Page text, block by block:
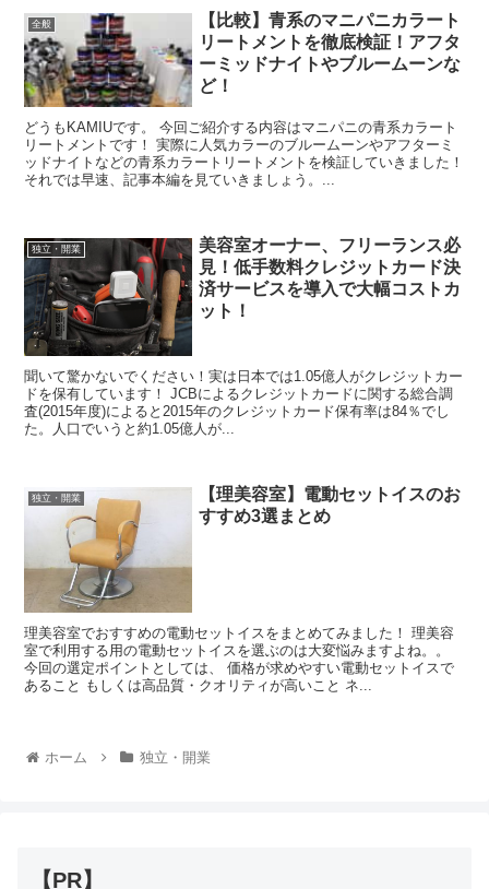
全般
【比較】青系のマニパニカラート
リートメントを徹底検証！アフタ
ーミッドナイトやブルームーンな
ど！
どうもKAMIUです。 今回ご紹介する内容はマニパニの青系カラート
リートメントです！ 実際に人気カラーのブルームーンやアフターミ
ッドナイトなどの青系カラートリートメントを検証していきました！
それでは早速、記事本編を見ていきましょう。...
独立・開業
美容室オーナー、フリーランス必
見！低手数料クレジットカード決
済サービスを導入で大幅コストカ
ット！
聞いて驚かないでください！実は日本では1.05億人がクレジットカー
ドを保有しています！ JCBによるクレジットカードに関する総合調
査(2015年度)によると2015年のクレジットカード保有率は84％でし
た。人口でいうと約1.05億人が...
独立・開業
【理美容室】電動セットイスのお
すすめ3選まとめ
理美容室でおすすめの電動セットイスをまとめてみました！ 理美容
室で利用する用の電動セットイスを選ぶのは大変悩みますよね。。
今回の選定ポイントとしては、 価格が求めやすい電動セットイスで
あること もしくは高品質・クオリティが高いこと ネ...
ホーム 独立・開業
【PR】